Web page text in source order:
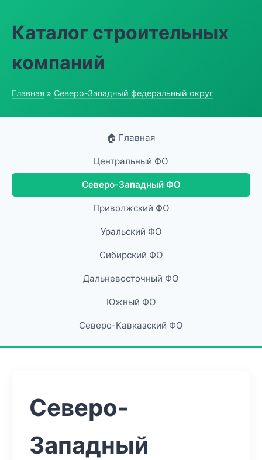
Каталог строительных
компаний
Главная » Северо-Западный федеральный округ
🏠 Главная
Центральный ФО
Северо-Западный ФО
Приволжский ФО
Уральский ФО
Сибирский ФО
Дальневосточный ФО
Южный ФО
Северо-Кавказский ФО
Северо-
Западный